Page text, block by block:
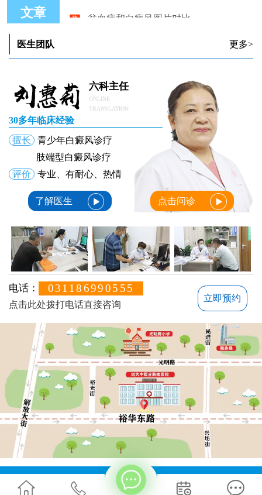
文章
贫血痣和白癜风有什么不一样图片对比
贫血痣和白癜风图片对比
医生团队 更多>
六科主任
ONLINE
TRANSLATION
30多年临床经验
擅长
青少年白癜风诊疗
肢端型白癜风诊疗
评价
专业、有耐心、热情
了解医生 点击问诊
电话： 031186990555
点击此处拨打电话直接咨询
立即预约
地址：石家庄桥西区裕华东路7号
方便说下您的白癜风症状？